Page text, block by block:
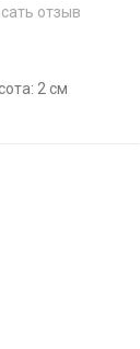
отзыв
2 см